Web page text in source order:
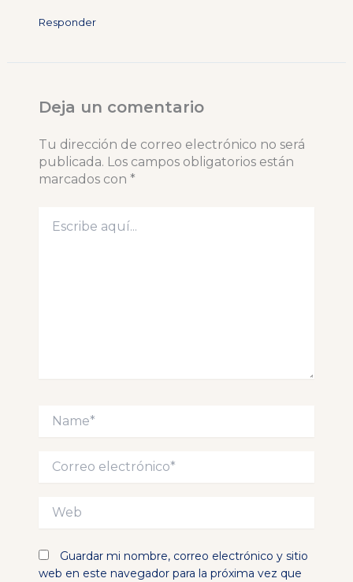
Responder
Deja un comentario
Tu dirección de correo electrónico no será
publicada. Los campos obligatorios están
marcados con *
aquí...
Name*
Correo
electrónico*
Web
Guardar mi nombre, correo electrónico y sitio
web en este navegador para la próxima vez que